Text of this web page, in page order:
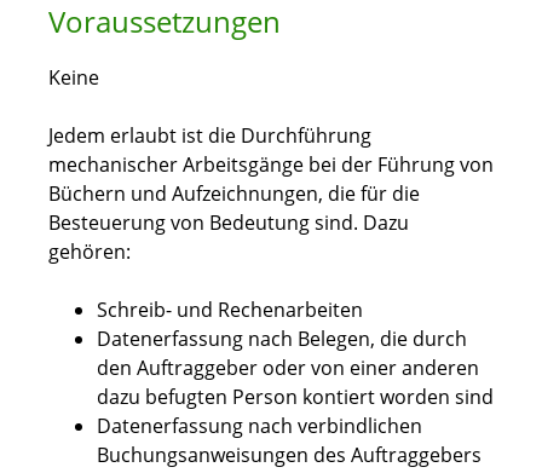
Voraussetzungen
Keine
Jedem erlaubt ist die Durchführung
mechanischer Arbeitsgänge bei der Führung von
Büchern und Aufzeichnungen, die für die
Besteuerung von Bedeutung sind. Dazu
gehören:
Schreib- und Rechenarbeiten
Datenerfassung nach Belegen, die durch
den Auftraggeber oder von einer anderen
dazu befugten Person kontiert worden sind
Datenerfassung nach verbindlichen
Buchungsanweisungen des Auftraggebers